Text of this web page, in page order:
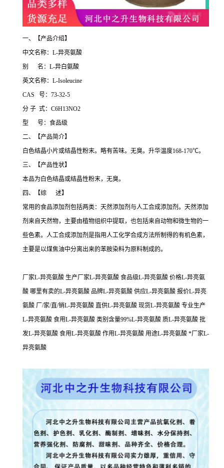
一、【产品介绍】
中文名称：L-异亮氨酸
别 名：L-异白氨酸
英文名称：L-Isoleucine
CAS 号：73-32-5
分 子 式：C6H13NO2
型 号：食品级
二、【产品简介】
白色结晶小片或结晶性粉末。略有苦味。无臭。升华温度168-170℃。
三、【产品性状】
本品为白色结晶或结晶性粉末，无臭。
四、【综 述】
常用的食品添加剂包括两类：天然添加剂与人工合成添加剂。天然添加
剂来自天然物，主要由植物组织中提取，也包括来自动物和微生物的一
些色素。人工合成添加剂是指用人工化学合成方法所制得的有机色素，
主要是以煤焦油中分离出来的苯胺染料为原料制成的。
厂家L-异亮氨酸 生产厂家L-异亮氨酸 食品级L-异亮氨酸 价格L-异亮氨
酸 哪里有卖的L-异亮氨酸 品牌L-异亮氨酸 供应L-异亮氨酸 报价L-异亮
氨酸 厂/家/直/销L-异亮氨酸 直供L-异亮氨酸 现货L-异亮氨酸 专业生产
L-异亮氨酸 食用L-异亮氨酸 类别含量99%L-异亮氨酸 质L-异亮氨酸 批
发L-异亮氨酸 食用L-异亮氨酸 作用L-异亮氨酸 用途L-异亮氨酸 *厂家L-
异亮氨酸